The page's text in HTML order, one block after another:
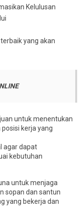
Kelulusan
yang akan
untuk menentukan
kerja yang
agar dapat
kebutuhan
untuk menjaga
sopan dan santun
yang bekerja dan